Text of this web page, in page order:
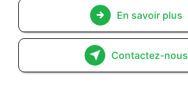
En savoir plus
Contactez-nous